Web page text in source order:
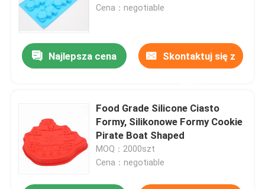
Cena：negotiable
Najlepsza cena Skontaktuj się z
Food Grade Silicone Ciasto
Formy, Silikonowe Formy Cookie
Pirate Boat Shaped
MOQ：2000szt
Cena：negotiable